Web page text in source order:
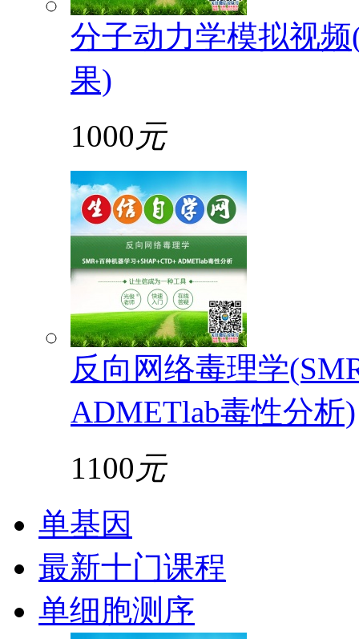
分子动力学模拟视
果)
1000 元
反向网络毒理学
ADMETlab毒性分析)
1100 元
单基因
最新十门课程
单细胞测序